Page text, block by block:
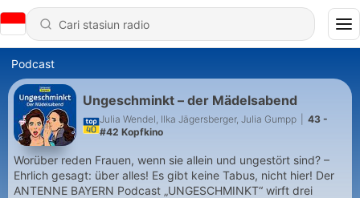
Podcast
Ungeschminkt – der Mädelsabend
Julia Wendel, Ilka Jägersberger, Julia Gumpp
43 -
#42 Kopfkino
Worüber reden Frauen, wenn sie allein und ungestört sind? –
Ehrlich gesagt: über alles! Es gibt keine Tabus, nicht hier! Der
ANTENNE BAYERN Podcast „UNGESCHMINKT“ wirft drei